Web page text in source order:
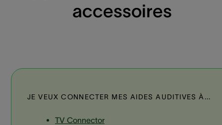
accessoires
JE VEUX CONNECTER MES AIDES AUDITIVES À...
TV Connector